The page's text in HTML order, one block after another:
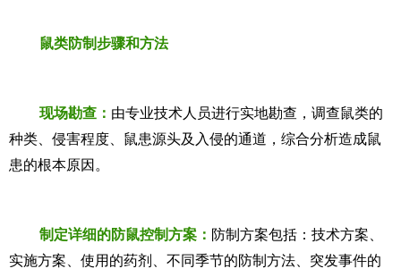
鼠类防制步骤和方法
现场勘查： 由专业技术人员进行实地勘查，调查鼠类的
种类、侵害程度、鼠患源头及入侵的通道，综合分析造成鼠
患的根本原因。
制定详细的防鼠控制方案： 防制方案包括：技术方案、
实施方案、使用的药剂、不同季节的防制方法、突发事件的